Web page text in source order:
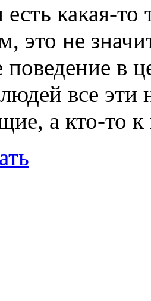
какая-то
это не
поведение в
все эти
а кто-то